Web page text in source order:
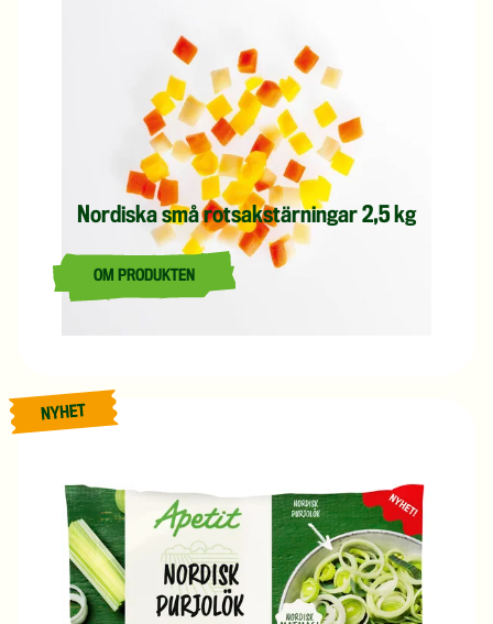
Nordiska små rotsakstärningar 2,5 kg
LÄS MER OM NORDISKA SMÅ ROTSAKSTÄRNINGAR 2,5
OM PRODUKTEN
Nyhet